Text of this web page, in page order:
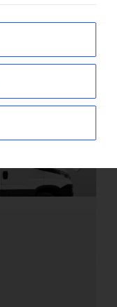
Next